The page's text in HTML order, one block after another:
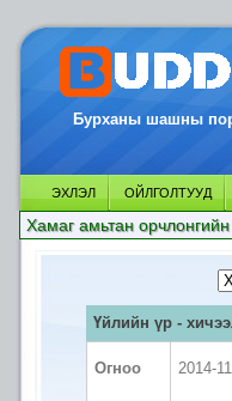
Бурханы шашны
ЭХЛЭЛ ОЙЛГОЛТУУД
Хамаг амьтан орчлонгийн
Үйлийн үр -
Огноо 2014-